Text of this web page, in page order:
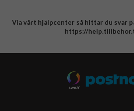
Integritetspolicy
Via vårt hjälpcenter så hittar du svar
https://